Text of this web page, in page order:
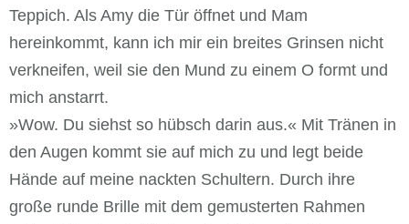
Teppich. Als Amy die Tür öffnet und Mam
hereinkommt, kann ich mir ein breites Grinsen nicht
verkneifen, weil sie den Mund zu einem O formt und
mich anstarrt.
»Wow. Du siehst so hübsch darin aus.« Mit Tränen in
den Augen kommt sie auf mich zu und legt beide
Hände auf meine nackten Schultern. Durch ihre
große runde Brille mit dem gemusterten Rahmen